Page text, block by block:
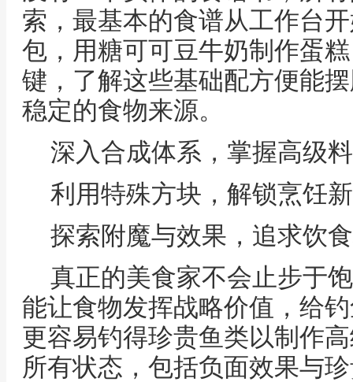
索，最基本的食谱从工作台
包，用糖可可豆牛奶制作蛋
键，了解这些基础配方便能
稳定的食物来源。
深入合成体系，掌握高级
利用特殊方块，解锁烹饪
探索附魔与效果，追求饮
真正的美食家不会止步于
能让食物发挥战略价值，给
更容易钓得珍贵鱼类以制作
所有状态，包括负面效果与